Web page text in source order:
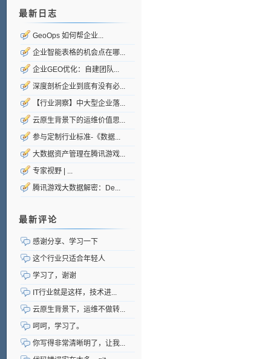
最新日志
GeoOps 如何帮企业...
企业智能表格的机会点在哪...
企业GEO优化：自建团队...
深度剖析企业到底有没有必...
【行业洞察】中大型企业落...
云原生背景下的运维价值思...
参与定制行业标准-《数据...
大数据资产管理在腾讯游戏...
专家视野 | ...
腾讯游戏大数据解密：De...
最新评论
感谢分享、学习一下
这个行业只适合年轻人
学习了，谢谢
IT行业就是这样，技术进...
云原生背景下，运维不做转...
呵呵，学习了。
你写得非常清晰明了，让我...